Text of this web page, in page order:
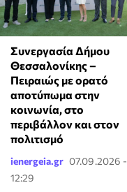
Συνεργασία Δήμου
Θεσσαλονίκης –
Πειραιώς με ορατό
αποτύπωμα στην
κοινωνία, στο
περιβάλλον και στον
πολιτισμό
ienergeia.gr 07.09.2026 -
12:29